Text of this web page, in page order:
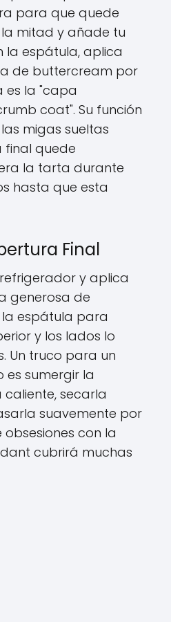
para que quede
mitad y añade tu
la espátula, aplica
de buttercream por
es la "capa
coat". Su función
migas sueltas
quede
la tarta durante
hasta que esta
Final
y aplica
generosa de
espátula para
y los lados lo
Un truco para un
sumergir la
secarla
suavemente por
obsesiones con la
cubrirá muchas